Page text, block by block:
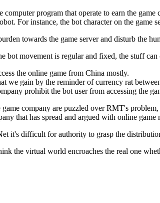
computer program that operate to earn the
For instance, the bot character on the game
towards the game server and disturb the
bot movement is regular and fixed, the stuff
the online game from China mostly.
we gain by the reminder of currency rat
prohibit the bot user from accessing the
game company are puzzled over RMT's problem,
that has spread and argued with online
it's difficult for authority to grasp the
the virtual world encroaches the real one